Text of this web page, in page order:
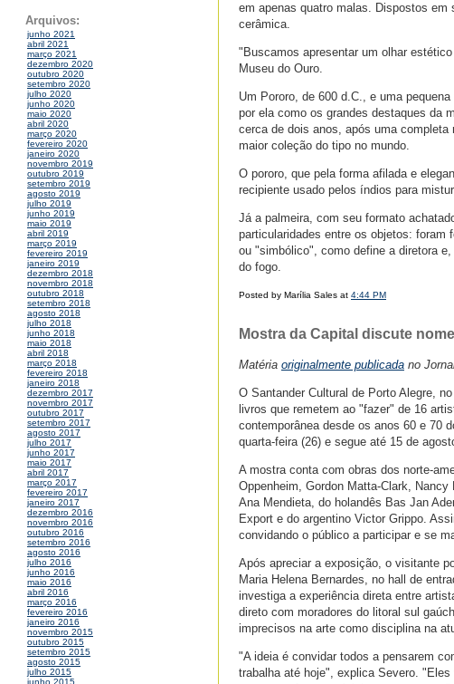
Arquivos:
junho 2021
abril 2021
março 2021
dezembro 2020
outubro 2020
setembro 2020
julho 2020
junho 2020
maio 2020
abril 2020
março 2020
fevereiro 2020
janeiro 2020
novembro 2019
outubro 2019
setembro 2019
agosto 2019
julho 2019
junho 2019
maio 2019
abril 2019
março 2019
fevereiro 2019
janeiro 2019
dezembro 2018
novembro 2018
outubro 2018
setembro 2018
agosto 2018
julho 2018
junho 2018
maio 2018
abril 2018
março 2018
fevereiro 2018
janeiro 2018
dezembro 2017
novembro 2017
outubro 2017
setembro 2017
agosto 2017
julho 2017
junho 2017
maio 2017
abril 2017
março 2017
fevereiro 2017
janeiro 2017
dezembro 2016
novembro 2016
outubro 2016
setembro 2016
agosto 2016
julho 2016
junho 2016
maio 2016
abril 2016
março 2016
fevereiro 2016
janeiro 2016
novembro 2015
outubro 2015
setembro 2015
agosto 2015
julho 2015
em apenas quatro malas. Dispostos
cerâmica.
"Buscamos apresentar um olhar
Museu do Ouro.
Um Pororo, de 600 d.C., e uma
por ela como os grandes destaques da
cerca de dois anos, após uma
maior coleção do tipo no mundo.
O pororo, que pela forma afilada e
recipiente usado pelos índios para
Já a palmeira, com seu formato
particularidades entre os objetos:
ou "simbólico", como define a diretora
do fogo.
Posted by Marília Sales at 4:44 PM
Mostra da Capital discute
Matéria originalmente publicada no
O Santander Cultural de Porto Alegre,
livros que remetem ao "fazer" de 16
contemporânea desde os anos 60 e 70
quarta-feira (26) e segue até 15 de
A mostra conta com obras dos norte-
Oppenheim, Gordon Matta-Clark,
Ana Mendieta, do holandês Bas Jan
Export e do argentino Victor Grippo.
convidando o público a participar e se
Após apreciar a exposição, o visitante
Maria Helena Bernardes, no hall de
investiga a experiência direta entre
direto com moradores do litoral sul
imprecisos na arte como disciplina na
"A ideia é convidar todos a pensarem
trabalha até hoje", explica Severo.